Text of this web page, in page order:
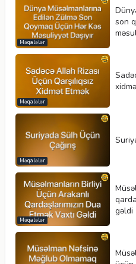
Məqalələr
son
Məqalələr
Məqalələr
Məqalələr
gəldi